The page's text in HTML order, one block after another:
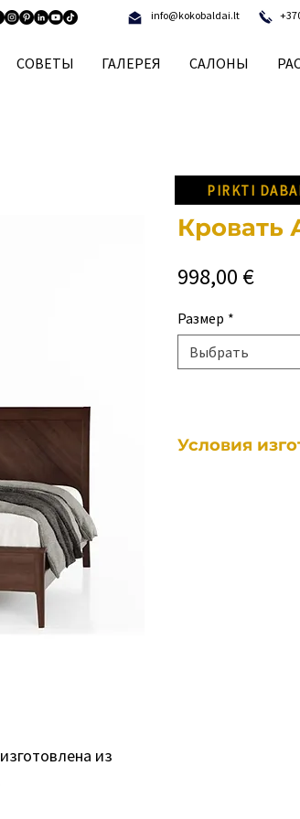
info@kokobaldai.lt
СОВЕТЫ ГАЛЕРЕЯ САЛОНЫ
из
998,00 €Цена
Размер *
Выбрать
Условия
PIRKTI